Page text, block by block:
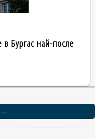
Бургас най-после